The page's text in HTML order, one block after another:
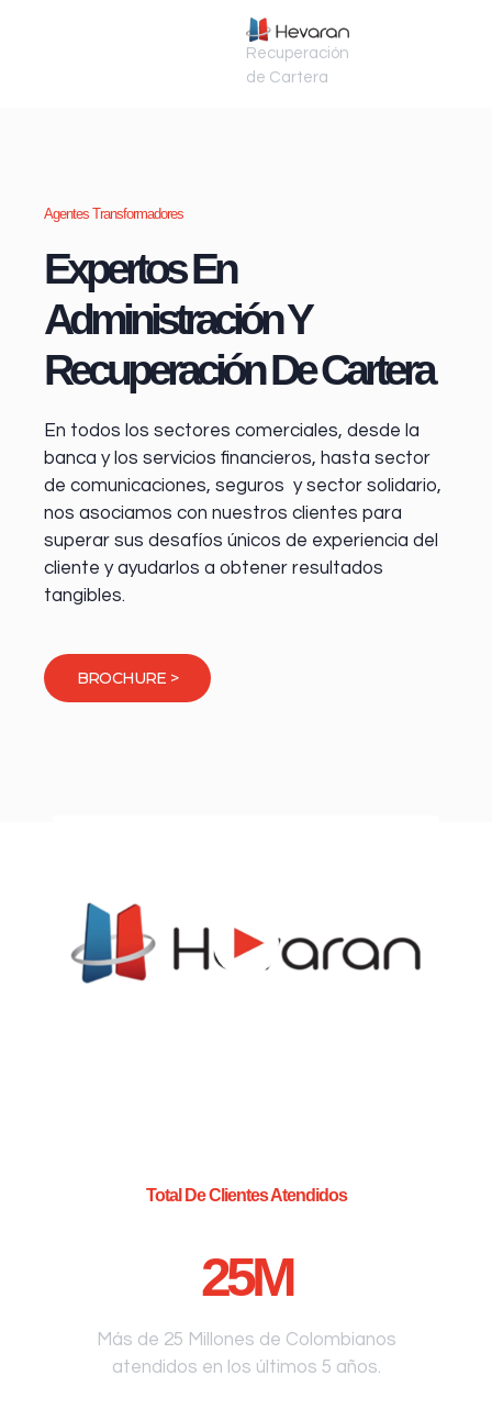
Recuperación
de Cartera
Agentes Transformadores
Expertos En
Administración Y
Recuperación De Cartera
En todos los sectores comerciales, desde la
banca y los servicios financieros, hasta sector
de comunicaciones, seguros y sector solidario,
nos asociamos con nuestros clientes para
superar sus desafíos únicos de experiencia del
cliente y ayudarlos a obtener resultados
tangibles.
BROCHURE >
Total De Clientes Atendidos
25M
Más de 25 Millones de Colombianos
atendidos en los últimos 5 años.